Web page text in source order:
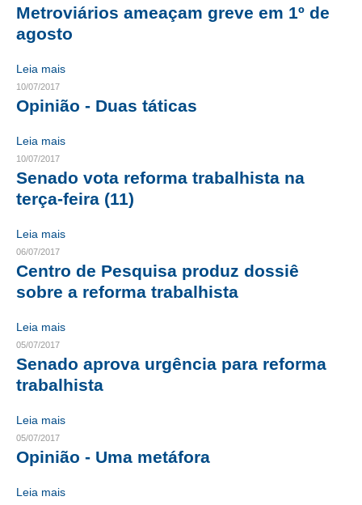
FGTS CORREÇÃO
LEGISLAÇÃO
LEI 4.950-A/1966 – PISO SALARIAL
LEI 5.194/1966 – REGULAMENTAÇÃO DA PROFISSÃO
LEI 6.496/1977 – ART
RES 1.002/2002 – CÓDIGO DE ÉTICA
HOMOLOGAÇÕES
PISO SALARIAL
FIQUE POR DENTRO
EMPREGO E ESTÁGIO
AUTÔNOMOS E SERVIÇOS
Metroviários ameaçam greve em 1º de
agosto
Leia mais
10/07/2017
Opinião - Duas táticas
Leia mais
10/07/2017
Senado vota reforma trabalhista na
terça-feira (11)
Leia mais
06/07/2017
Centro de Pesquisa produz dossiê
sobre a reforma trabalhista
Leia mais
05/07/2017
Senado aprova urgência para reforma
trabalhista
Leia mais
05/07/2017
Opinião - Uma metáfora
Leia mais